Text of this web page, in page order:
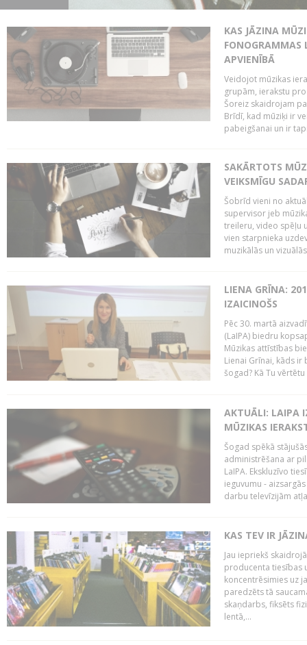
KAS JĀZINA
FONOGRAMMAS
APVIENĪBĀ
Veidojot mūzikas
grupām, ierakstu
Šoreiz skaidrojam
Brīdī, kad mūziķi ir
pabeigšanai un ir
SAKĀRTOTS
VEIKSMĪGU
Šobrīd vieni no
supervisor jeb
treileru, video spēļu
vien starpnieka
muzikālās un
LIENA GRĪNA:
IZAICINOŠS
Pēc 30. martā
(LaIPA) biedru
Mūzikas attīstības
Lienai Grīnai, kāds ir
šogad? Kā Tu
AKTUĀLI: LAIPA
MŪZIKAS
Šogad spēkā
administrēšana ar
LaIPA. Ekskluzīvo
ieguvumu -
darbu televīzijām
KAS TEV IR
Jau iepriekš
producenta tiesības
koncentrēsimies uz
paredzēts tā
skaņdarbs, fiksēts
lentā,...